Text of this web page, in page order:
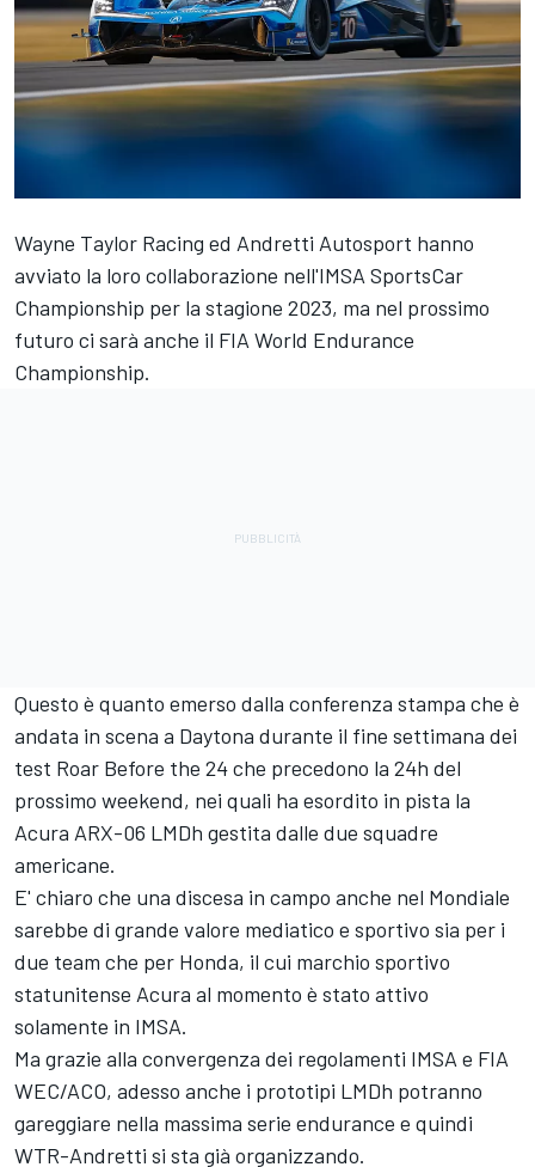
Wayne Taylor Racing ed Andretti Autosport hanno
avviato la loro collaborazione nell'IMSA SportsCar
Championship per la stagione 2023, ma nel prossimo
futuro ci sarà anche il FIA World Endurance
Championship.
Questo è quanto emerso dalla conferenza stampa che è
andata in scena a Daytona durante il fine settimana dei
test Roar Before the 24 che precedono la 24h del
prossimo weekend, nei quali ha esordito in pista la
Acura ARX-06 LMDh gestita dalle due squadre
americane.
E' chiaro che una discesa in campo anche nel Mondiale
sarebbe di grande valore mediatico e sportivo sia per i
due team che per Honda, il cui marchio sportivo
statunitense Acura al momento è stato attivo
solamente in IMSA.
Ma grazie alla convergenza dei regolamenti IMSA e FIA
WEC/ACO, adesso anche i prototipi LMDh potranno
gareggiare nella massima serie endurance e quindi
WTR-Andretti si sta già organizzando.